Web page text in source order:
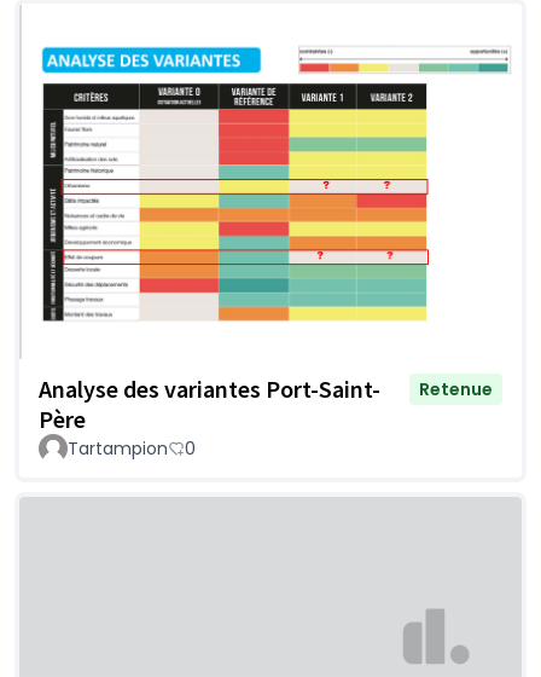
Analyse des variantes Port-Saint-
Père
Retenue
Tartampion 0